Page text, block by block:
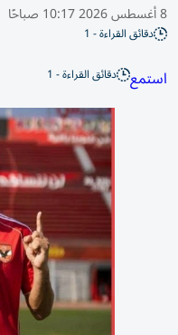
8 أغسطس 2026 10:17 صباحًا
دقائق القراءة - 1
استمع دقائق القراءة - 1